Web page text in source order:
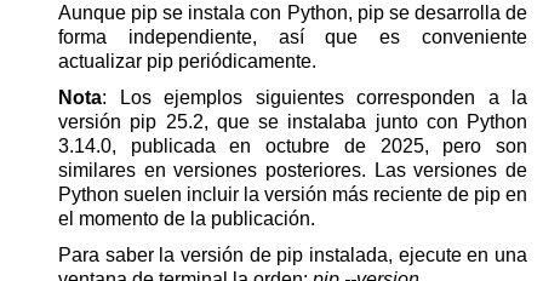
Aunque pip se instala con Python, pip se desarrolla de
forma independiente, así que es conveniente
actualizar pip periódicamente.
Nota: Los ejemplos siguientes corresponden a la
versión pip 25.2, que se instalaba junto con Python
3.14.0, publicada en octubre de 2025, pero son
similares en versiones posteriores. Las versiones de
Python suelen incluir la versión más reciente de pip en
el momento de la publicación.
Para saber la versión de pip instalada, ejecute en una